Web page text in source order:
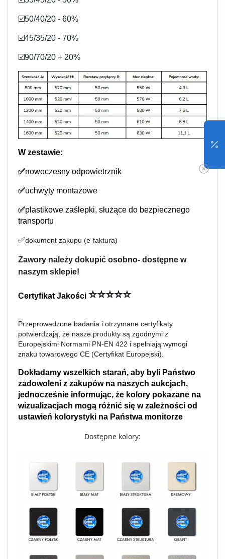
☑️50/40/20 - 60%
☑️45/35/20 - 70%
☑️90/70/20 + 20%
W zestawie:
✅nowoczesny odpowietrznik
✅uchwyty montażowe
✅plastikowe zaślepki, służące do bezpiecznego
transportu
✅dokument zakupu (e-faktura)
Zawory należy dokupić osobno- dostępne w
naszym sklepie!
Certyfikat Jakości ⭐⭐⭐⭐⭐
Przeprowadzone badania i otrzymane certyfikaty
potwierdzają, że nasze produkty są zgodnymi z
Europejskimi Normami PN-EN 422 i spełniają wymogi
znaku towarowego CE (Certyfikat Europejski).
Dokładamy wszelkich starań, aby byli Państwo
zadowoleni z zakupów na naszych aukcjach,
jednocześnie informując, że kolory pokazane na
wizualizacjach mogą różnić się w zależności od
ustawień kolorystyki na Państwa monitorze
Dostępne kolory: